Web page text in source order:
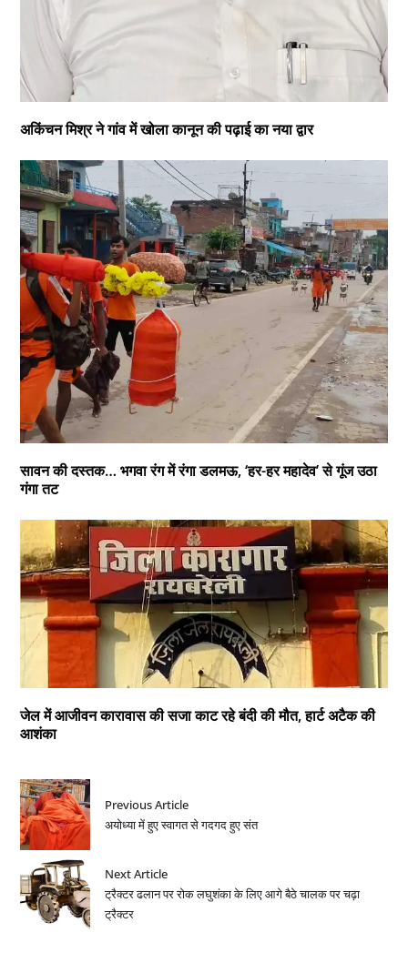
अकिंचन मिश्र ने गांव में खोला कानून की पढ़ाई का नया द्वार
सावन की दस्तक… भगवा रंग में रंगा डलमऊ, ‘हर-हर महादेव’ से गूंज उठा
गंगा तट
जेल में आजीवन कारावास की सजा काट रहे बंदी की मौत, हार्ट अटैक की
आशंका
Previous Article
अयोध्या में हुए स्वागत से गदगद हुए संत
Next Article
ट्रैक्टर ढलान पर रोक लघुशंका के लिए आगे बैठे चालक पर चढ़ा
ट्रैक्टर